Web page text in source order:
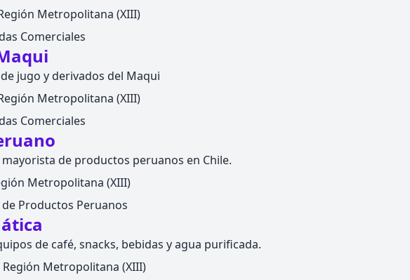
Metropolitana (XIII)
Comerciales
jugo y derivados del Maqui
Metropolitana (XIII)
Comerciales
de productos peruanos en Chile.
Metropolitana (XIII)
Productos Peruanos
de café, snacks, bebidas y agua purificada.
Metropolitana (XIII)